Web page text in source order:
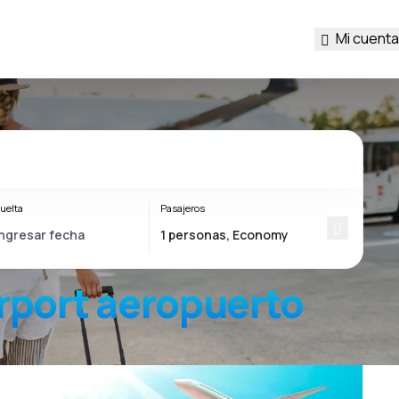
Mi cuenta
aeropuerto
Pasajeros